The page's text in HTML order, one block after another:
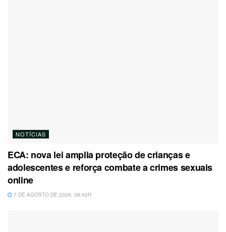
NOTÍCIAS
ECA: nova lei amplia proteção de crianças e
adolescentes e reforça combate a crimes sexuais
online
7 DE AGOSTO DE 2026, 08:42H